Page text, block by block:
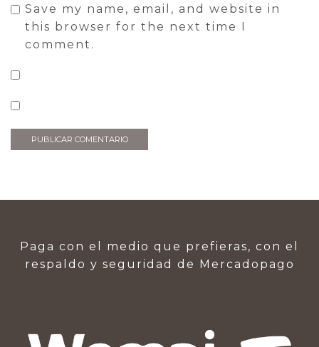
Save my name, email, and website in
this browser for the next time I
comment.
Paga con el medio que prefieras, con el
respaldo y seguridad de Mercadopago